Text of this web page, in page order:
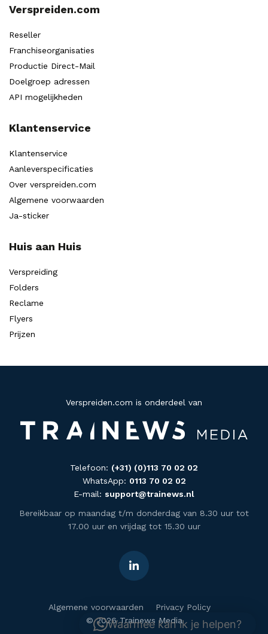
Verspreiden.com
Reseller
Franchiseorganisaties
Productie Direct-Mail
Doelgroep adressen
API mogelijkheden
Klantenservice
Klantenservice
Aanleverspecificaties
Over verspreiden.com
Algemene voorwaarden
Ja-sticker
Huis aan Huis
Verspreiding
Folders
Reclame
Flyers
Prijzen
Verspreiden.com is onderdeel van
Telefoon: (+31) (0)113 70 02 02
WhatsApp: 0113 70 02 02
E-mail: support@trainews.nl
Bereikbaar op maandag t/m donderdag van 8.30 uur tot
17.00 uur en vrijdag tot 15.30 uur
Algemene voorwaarden
Privacy Policy
© 2026 Trainews Media
Waarmee kan ik je helpen?